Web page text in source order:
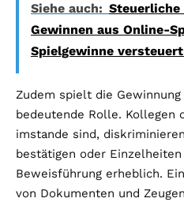
Siehe auch: Steuerliche
Gewinnen aus Online-
Spielgewinne
Zudem spielt die Gewinnung
bedeutende Rolle. Kollegen
imstande sind,
bestätigen oder
Beweisführung erheblich.
von Dokumenten und